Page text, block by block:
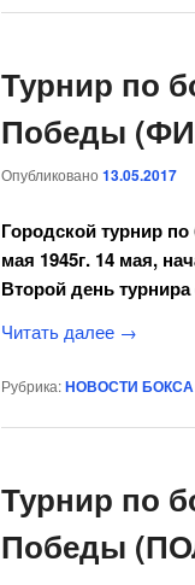
Турнир по
Победы
Опубликовано 13.05.2017
Городской турнир
мая 1945г. 14 мая,
Второй день
Читать далее →
Рубрика:НОВОСТИ БОКСА
Турнир по
Победы